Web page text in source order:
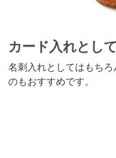
カード入れとし
名刺入れとしてはもち
のもおすすめです。